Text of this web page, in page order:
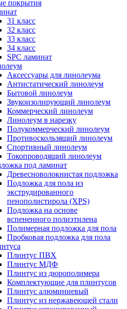
покрытия
31 класс
32 класс
33 класс
34 класс
SPC ламинат
Аксессуары для линолеума
Антистатический линолеум
Бытовой линолеум
Звукоизолирующий линолеум
Коммерческий линолеум
Линолеум в нарезку
Полукоммерческий линолеум
Противоскользящий линолеум
Спортивный линолеум
Токопроводящий линолеум
под ламинат
Древесноволокнистая подложка
Подложка для пола из
экструдированного
пенополистирола (XPS)
Подложка на основе
вспененного полиэтилена
Полимерная подложка для пола
Пробковая подложка для пола
Плинтус ПВХ
Плинтус МДФ
Плинтус из дюрополимера
Комплектующие для плинтусов
Плинтус алюминиевый
Плинтус из нержавеющей стали